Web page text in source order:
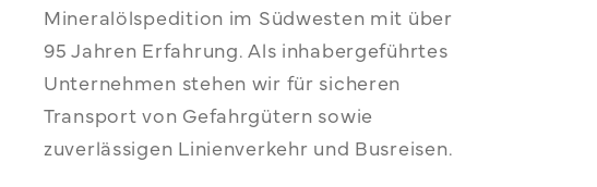
Mineralölspedition im Südwesten mit über
95 Jahren Erfahrung. Als inhabergeführtes
Unternehmen stehen wir für sicheren
Transport von Gefahrgütern sowie
zuverlässigen Linienverkehr und Busreisen.